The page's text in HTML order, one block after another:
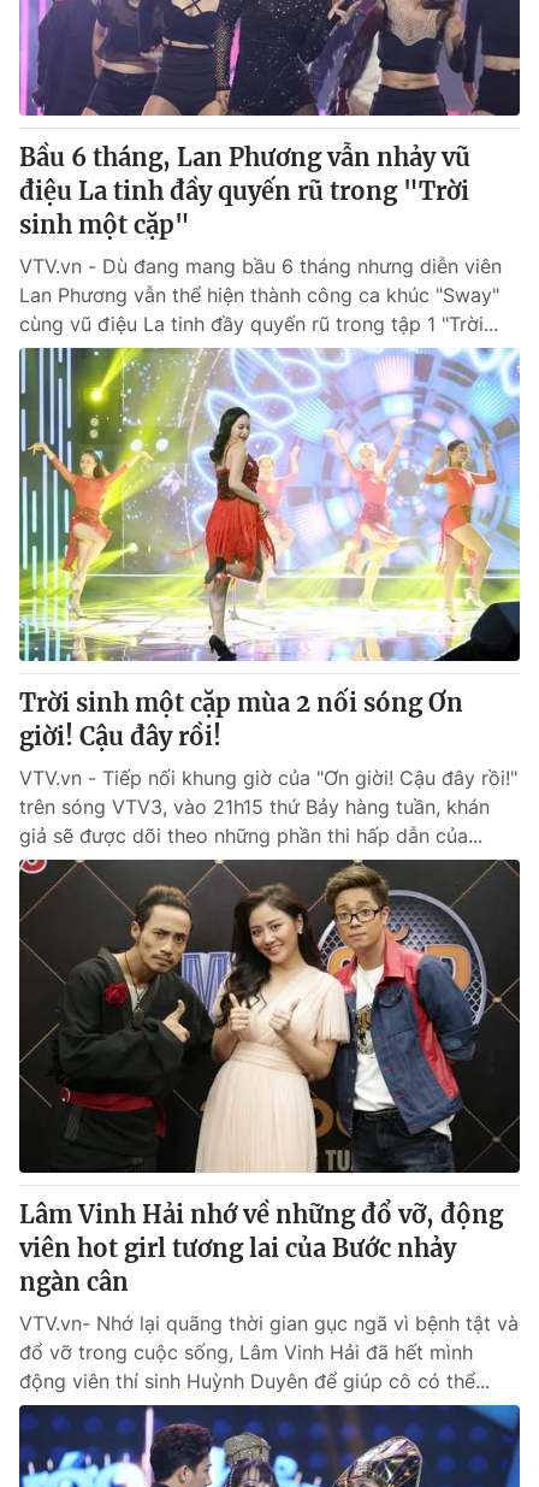
Bầu 6 tháng, Lan Phương vẫn nhảy vũ
điệu La tinh đầy quyến rũ trong "Trời
sinh một cặp"
VTV.vn - Dù đang mang bầu 6 tháng nhưng diễn viên
Lan Phương vẫn thể hiện thành công ca khúc "Sway"
cùng vũ điệu La tinh đầy quyến rũ trong tập 1 "Trời...
Trời sinh một cặp mùa 2 nối sóng Ơn
giời! Cậu đây rồi!
VTV.vn - Tiếp nối khung giờ của "Ơn giời! Cậu đây rồi!"
trên sóng VTV3, vào 21h15 thứ Bảy hàng tuần, khán
giả sẽ được dõi theo những phần thi hấp dẫn của...
Lâm Vinh Hải nhớ về những đổ vỡ, động
viên hot girl tương lai của Bước nhảy
ngàn cân
VTV.vn- Nhớ lại quãng thời gian gục ngã vì bệnh tật và
đổ vỡ trong cuộc sống, Lâm Vinh Hải đã hết mình
động viên thí sinh Huỳnh Duyên để giúp cô có thể...